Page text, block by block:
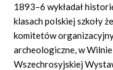
1893–6 wykładał
klasach polskiej szkoły
komitetów
archeologiczne, w
Wszechrosyjskiej